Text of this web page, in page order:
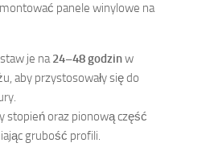
panele winylowe na
je na 24–48 godzinw
aby przystosowały się do
stopień oraz pionową część
grubość profili.